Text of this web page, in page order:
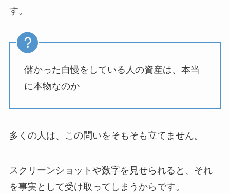
す。
儲かった自慢をしている人の資産は、本当
に本物なのか
多くの人は、この問いをそもそも立てません。
スクリーンショットや数字を見せられると、それ
を事実として受け取ってしまうからです。